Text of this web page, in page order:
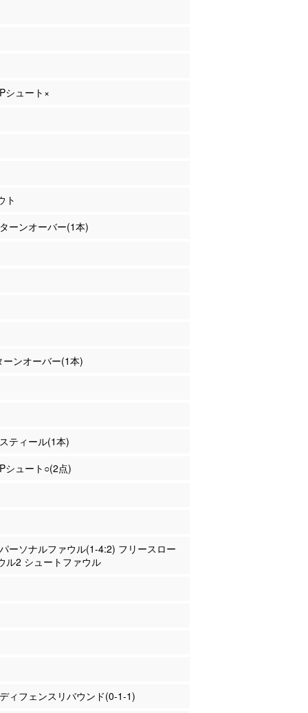
シュート×
ト
ーンオーバー(1本)
ンオーバー(1本)
ティール(1本)
シュート○(2点)
ーソナルファウル(1-4:2) フリースロー
ル2 シュートファウル
ィフェンスリバウンド(0-1-1)